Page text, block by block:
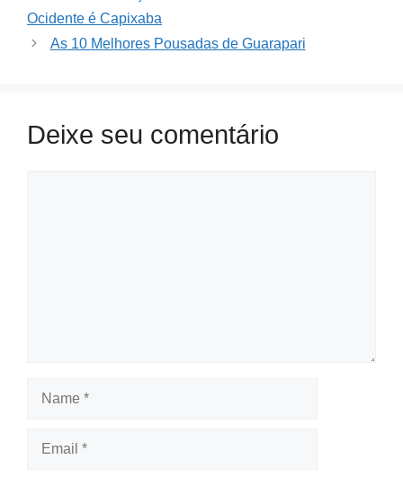
Ocidente é Capixaba
As 10 Melhores Pousadas de Guarapari
Deixe seu comentário